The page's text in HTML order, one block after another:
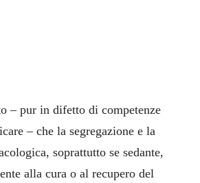
– pur in difetto di competenze
– che la segregazione e la
soprattutto se sedante,
alla cura o al recupero del